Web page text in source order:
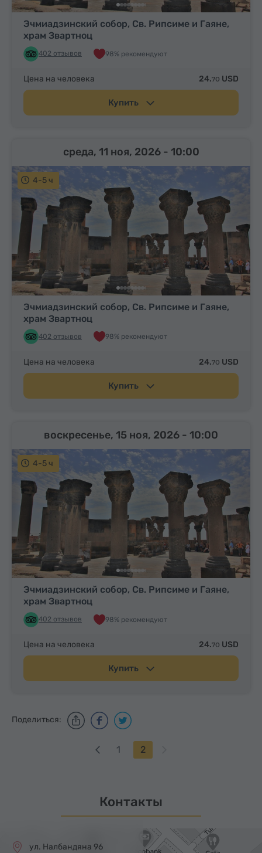
Эчмиадзинский собор, Св. Рипсиме и Гаяне,
храм Звартноц
402 отзывов 98% рекомендуют
Цена на человека 24.70 USD
Купить
4-5 ч
Эчмиадзинский собор, Св. Рипсиме и Гаяне,
храм Звартноц
402 отзывов 98% рекомендуют
среда, 11 ноя, 2026 - 10:00
Цена на человека 24.70 USD
Купить
4-5 ч
Эчмиадзинский собор, Св. Рипсиме и Гаяне,
храм Звартноц
402 отзывов 98% рекомендуют
воскресенье, 15 ноя, 2026 - 10:00
Цена на человека 24.70 USD
Купить
Поделиться:
1 2
Контакты
ул. Налбандяна 96